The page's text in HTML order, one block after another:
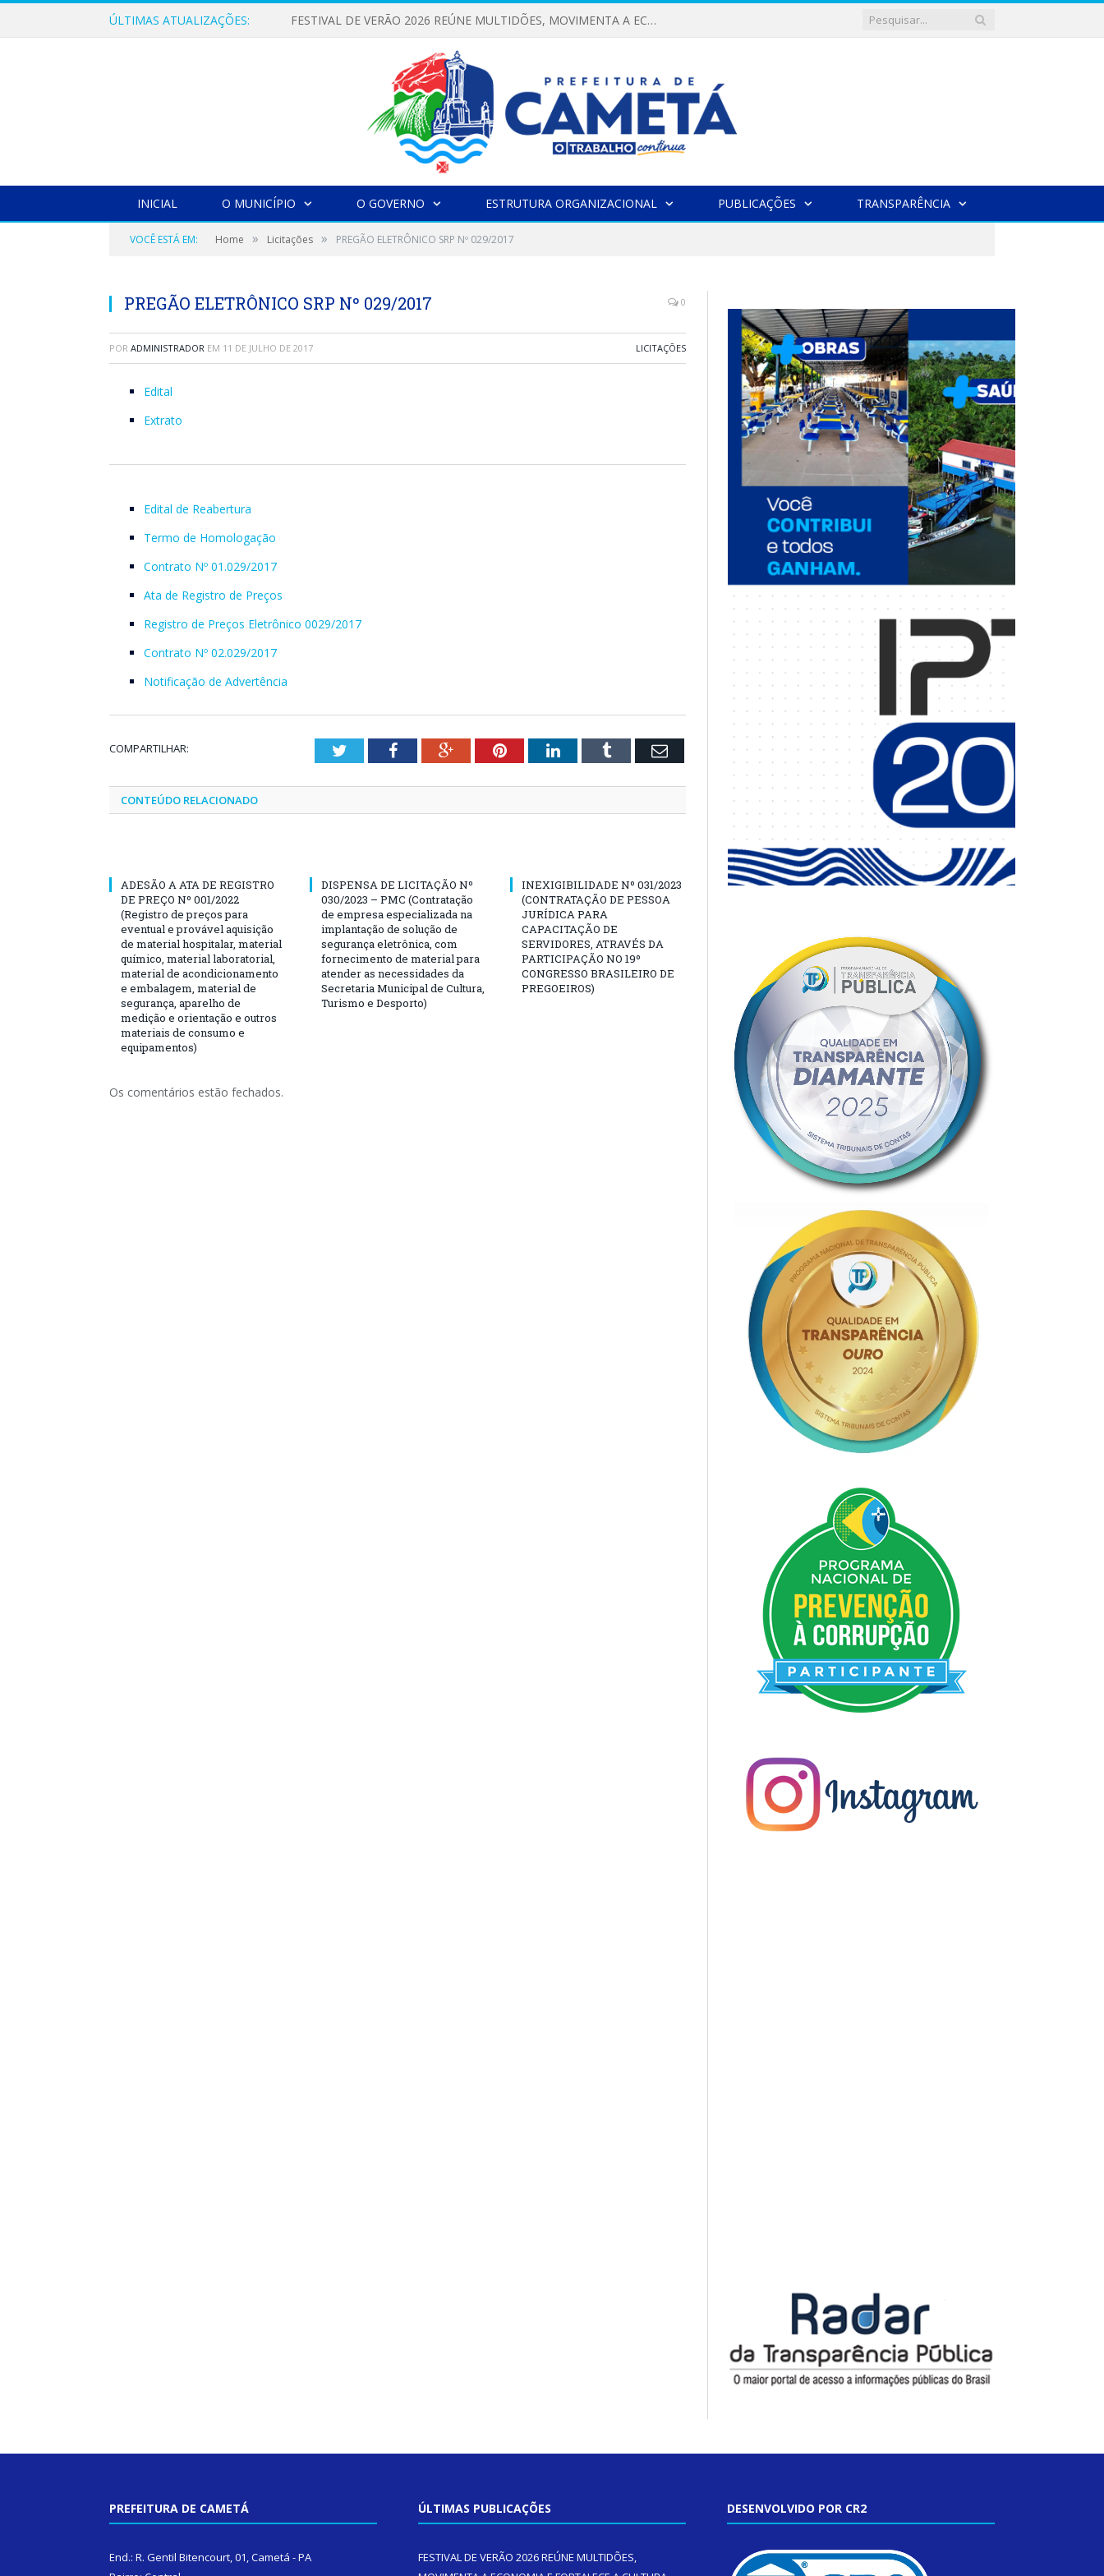
ÚLTIMAS ATUALIZAÇÕES: FESTIVAL DE VERÃO 2026 REÚNE MULTIDÕES, MOVIMENTA A ECONOMIA E FORTALECE A CULTURA LOCAL
INICIAL O MUNICÍPIO O GOVERNO ESTRUTURA ORGANIZACIONAL PUBLICAÇÕES TRANSPARÊNCIA
VOCÊ ESTÁ EM: Home » Licitações » PREGÃO ELETRÔNICO SRP Nº 029/2017
PREGÃO ELETRÔNICO SRP Nº 029/2017 0
POR ADMINISTRADOR EM 11 DE JULHO DE 2017 LICITAÇÕES
Edital
Extrato
Edital de Reabertura
Termo de Homologação
Contrato Nº 01.029/2017
Ata de Registro de Preços
Registro de Preços Eletrônico 0029/2017
Contrato Nº 02.029/2017
Notificação de Advertência
COMPARTILHAR: TwitterFacebookGoogle+PinterestLinkedInTumblr Email
CONTEÚDO RELACIONADO
ADESÃO A ATA DE REGISTRO
DE PREÇO Nº 001/2022
(Registro de preços para
eventual e provável aquisição
de material hospitalar, material
químico, material laboratorial,
material de acondicionamento
e embalagem, material de
segurança, aparelho de
medição e orientação e outros
materiais de consumo e
equipamentos)
DISPENSA DE LICITAÇÃO Nº
030/2023 – PMC (Contratação
de empresa especializada na
implantação de solução de
segurança eletrônica, com
fornecimento de material para
atender as necessidades da
Secretaria Municipal de Cultura,
Turismo e Desporto)
INEXIGIBILIDADE Nº 031/2023
(CONTRATAÇÃO DE PESSOA
JURÍDICA PARA
CAPACITAÇÃO DE
SERVIDORES, ATRAVÉS DA
PARTICIPAÇÃO NO 19º
CONGRESSO BRASILEIRO DE
PREGOEIROS)
Os comentários estão fechados.
PREFEITURA DE CAMETÁ
End.: R. Gentil Bitencourt, 01, Cametá - PA
ÚLTIMAS PUBLICAÇÕES
FESTIVAL DE VERÃO 2026 REÚNE MULTIDÕES,
DESENVOLVIDO POR CR2